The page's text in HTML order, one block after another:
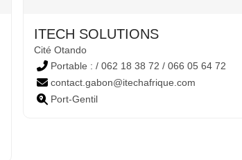
ITECH SOLUTIONS
Cité Otando
Portable : / 062 18 38 72 / 066 05 64 72
contact.gabon@itechafrique.com
Port-Gentil